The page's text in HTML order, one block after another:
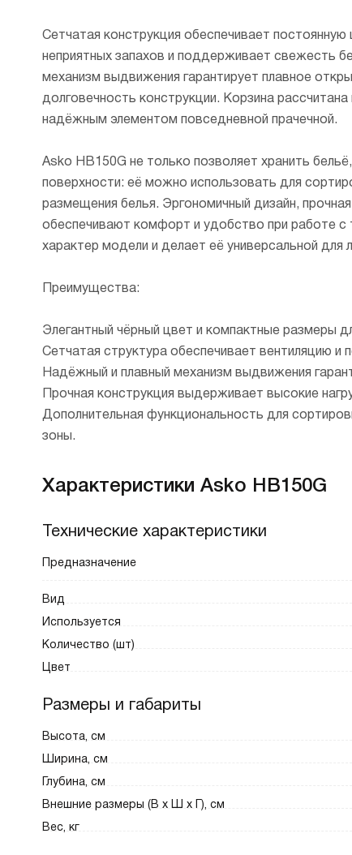
Сетчатая конструкция обеспечивает
неприятных запахов и поддерживает свежесть
механизм выдвижения гарантирует плавное
долговечность конструкции. Корзина
надёжным элементом повседневной прачечной.
Asko HB150G не только позволяет хранить
поверхности: её можно использовать для
размещения белья. Эргономичный дизайн,
обеспечивают комфорт и удобство при работе с
характер модели и делает её универсальной для
Преимущества:
Элегантный чёрный цвет и компактные размеры
Сетчатая структура обеспечивает вентиляцию
Надёжный и плавный механизм выдвижения
Прочная конструкция выдерживает высокие
Дополнительная функциональность для
зоны.
Характеристики Asko HB150G
Технические характеристики
Предназначение
Вид
Используется
Количество (шт)
Цвет
Размеры и габариты
Высота, см
Ширина, см
Глубина, см
Внешние размеры (В х Ш х Г), см
Вес, кг